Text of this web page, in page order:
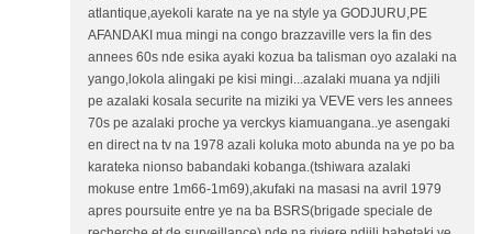
atlantique,ayekoli karate na ye na style ya GODJURU,PE
AFANDAKI mua mingi na congo brazzaville vers la fin des
annees 60s nde esika ayaki kozua ba talisman oyo azalaki na
yango,lokola alingaki pe kisi mingi...azalaki muana ya ndjili
pe azalaki kosala securite na miziki ya VEVE vers les annees
70s pe azalaki proche ya verckys kiamuangana..ye asengaki
en direct na tv na 1978 azali koluka moto abunda na ye po ba
karateka nionso babandaki kobanga.(tshiwara azalaki
mokuse entre 1m66-1m69),akufaki na masasi na avril 1979
apres poursuite entre ye na ba BSRS(brigade speciale de